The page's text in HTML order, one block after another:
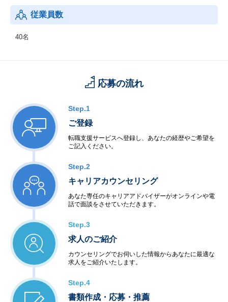
従業員数
40名
応募の流れ
Step.1
ご登録
転職支援サービスへ登録し、あなたの経歴やご希望を
ご記入ください。
Step.2
キャリアカウンセリング
あなた専任のキャリアアドバイザーがオンラインや電
話で面談をさせていただきます。
Step.3
求人のご紹介
カウンセリングでお伺いした情報からあなたに最適な
求人をご紹介いたします。
Step.4
書類作成・応募・推薦